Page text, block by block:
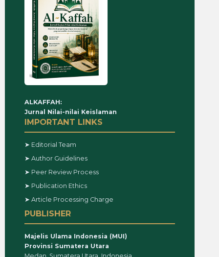
ALKAFFAH:
Jurnal Nilai-nilai Keislaman
IMPORTANT LINKS
➤ Editorial Team
➤ Author Guidelines
➤ Peer Review Process
➤ Publication Ethics
➤ Article Processing Charge
PUBLISHER
Majelis Ulama Indonesia (MUI)
Provinsi Sumatera Utara